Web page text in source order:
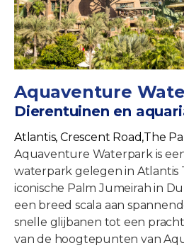
Aquaventure
Dierentuinen en
Atlantis, Crescent Road,The
Aquaventure Waterpark is
waterpark gelegen in Atlantis
iconische Palm Jumeirah in
een breed scala aan
snelle glijbanen tot een
van de hoogtepunten van